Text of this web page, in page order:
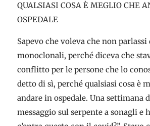
QUALSIASI COSA È MEGLIO CHE
OSPEDALE
Sapevo che voleva che non
monoclonali, perché diceva che
conflitto per le persone che lo
detto di sì, perché qualsiasi cosa è
andare in ospedale. Una settimana
messaggio sul serpente a sonagli e